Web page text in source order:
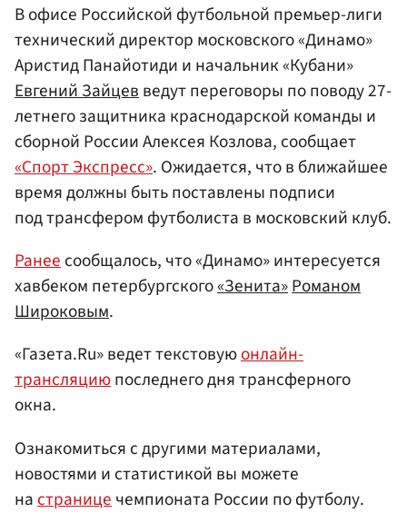
В офисе Российской футбольной премьер-лиги
технический директор московского «Динамо»
Аристид Панайотиди и начальник «Кубани»
Евгений Зайцевведут переговоры по поводу 27-
летнего защитника краснодарской команды и
сборной России Алексея Козлова, сообщает
«Спорт Экспресс». Ожидается, что в ближайшее
время должны быть поставлены подписи
под трансфером футболиста в московский клуб.
Ранеесообщалось, что «Динамо» интересуется
хавбеком петербургского«Зенита»Романом
Широковым.
«Газета.Ru» ведет текстовуюонлайн-
трансляциюпоследнего дня трансферного
окна.
Ознакомиться с другими материалами,
новостями и статистикой вы можете
на странице чемпионата России по футболу.